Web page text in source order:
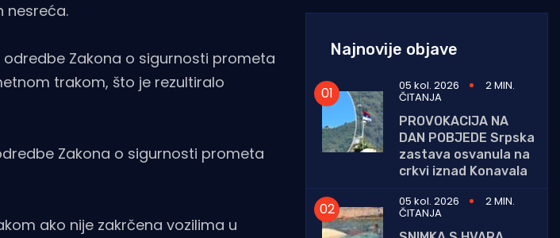
nesreća.
Zakona o sigurnosti prometa
trakom, što je rezultiralo
Zakona o sigurnosti prometa
ako nije zakrčena vozilima u
Najnovije objave
05 kol. 2026 2 MIN.
ČITANJA
PROVOKACIJA NA
DAN POBJEDE Srpska
zastava osvanula na
crkvi iznad Konavala
05 kol. 2026
2 MIN.
ČITANJA